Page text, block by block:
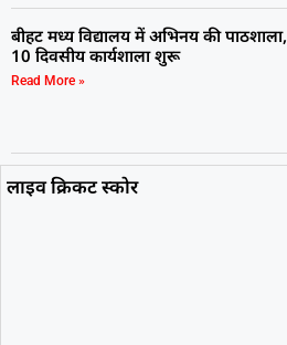
बीहट मध्य विद्यालय में अभिनय की पाठशाला,
10 दिवसीय कार्यशाला शुरू
Read More »
लाइव क्रिकट स्कोर